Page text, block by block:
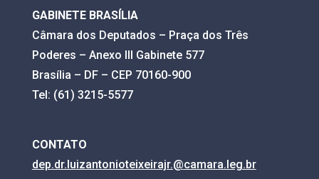
GABINETE BRASÍLIA
Câmara dos Deputados – Praça dos Três
Poderes – Anexo III Gabinete 577
Brasília – DF – CEP 70160-900
Tel: (61) 3215-5577
CONTATO
dep.dr.luizantonioteixeirajr.@camara.leg.br